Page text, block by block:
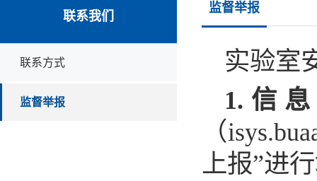
联系我们
联系方式
监督举报
监督举报
实验室
1.信
（
上报”进